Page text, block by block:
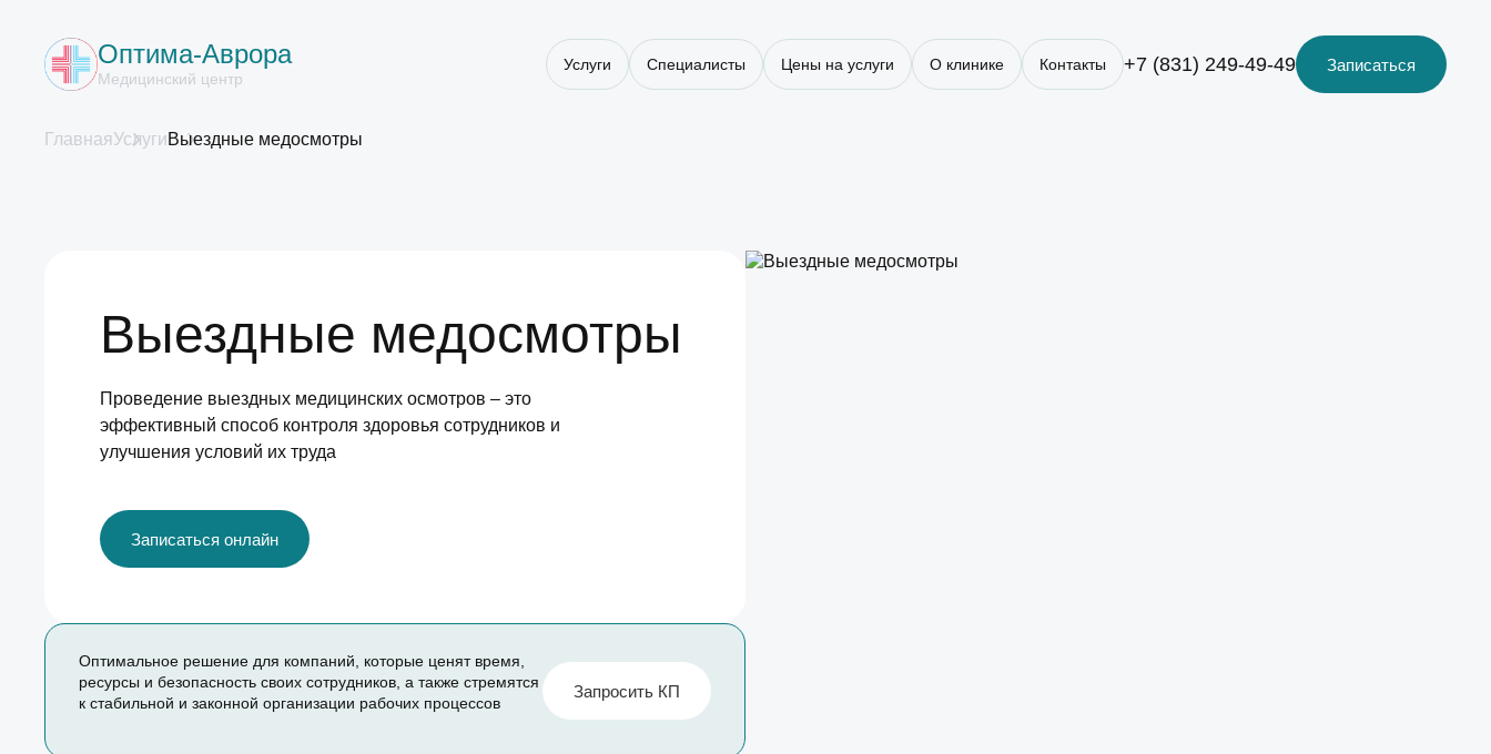
Оптима-Аврора
Медицинский центр
Услуги Специалисты Цены на услуги О клинике Контакты +7 (831) 249-49-49 Записаться
ГлавнаяУслугиВыездные медосмотры
Выездные медосмотры
Проведение выездных медицинских осмотров – это
эффективный способ контроля здоровья сотрудников и
улучшения условий их труда
Записаться онлайн
Оптимальное решение для компаний, которые ценят время,
ресурсы и безопасность своих сотрудников, а также стремятся
к стабильной и законной организации рабочих процессов
Запросить КП